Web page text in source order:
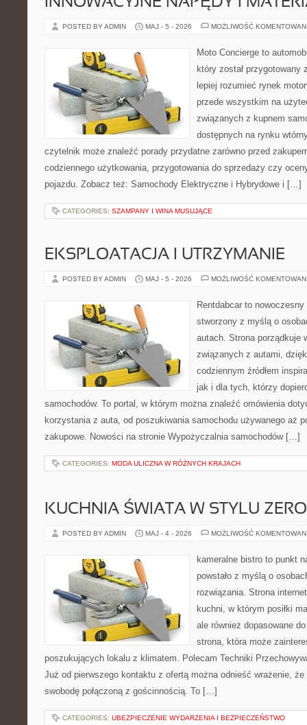
POSTED BY ADMIN MAJ - 5 - 2026 MOŻLIWOŚĆ
Moto Concierge to
który został
lepiej rozumieć rynek
przede wszystkim na
związanych z kupnem
dostępnych na rynku
czytelnik może znaleźć porady przydatne zarówno przed
codziennego użytkowania, przygotowania do sprzedaży czy
pojazdu. Zobacz też: Samochody Elektryczne i Hybrydowe i […]
CATEGORIES: SZAMPANY I WINA MUSUJĄCE
EKSPLOATACJA I UTRZYMANIE
POSTED BY ADMIN MAJ - 5 - 2026 MOŻLIWOŚĆ
Rentdabcar to
stworzony z myślą o
autach. Strona porządkuje
związanych z autami,
codziennym źródłem
jak i dla tych, którzy
samochodów. To portal, w którym można znaleźć omówienia
korzystania z auta, od poszukiwania samochodu używanego aż
zakupowe. Nowości na stronie Wypożyczalnia samochodów […]
CATEGORIES: MODA ULICZNA W RÓŻNYCH KRAJACH
KUCHNIA ŚWIATA W STYLU
POSTED BY ADMIN MAJ - 4 - 2026 MOŻLIWOŚĆ
kameralne bistro to punkt
powstało z myślą o
rozwiązania. Strona
kuchni, w którym posiłki
ale również dopasowane
strona, która może
poszukujących lokalu z klimatem. Polecam Techniki
Już od pierwszego kontaktu z ofertą można odnieść wrażenie,
swobodę połączoną z gościnnością. To […]
CATEGORIES: UBEZPIECZENIE WYDARZENIA I BEZPIECZEŃSTWO